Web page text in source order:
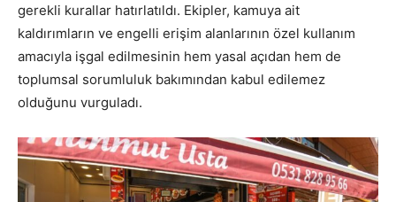
gerekli kurallar hatırlatıldı. Ekipler, kamuya ait
kaldırımların ve engelli erişim alanlarının özel kullanım
amacıyla işgal edilmesinin hem yasal açıdan hem de
toplumsal sorumluluk bakımından kabul edilemez
olduğunu vurguladı.